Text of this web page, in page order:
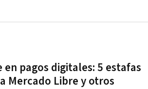
en pagos digitales: 5 estafas
Mercado Libre y otros